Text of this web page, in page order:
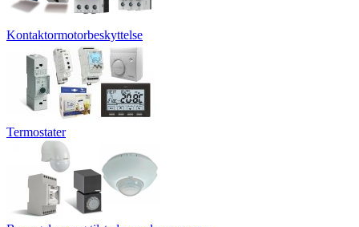
Kontaktormotorbeskyttelse
Termostater